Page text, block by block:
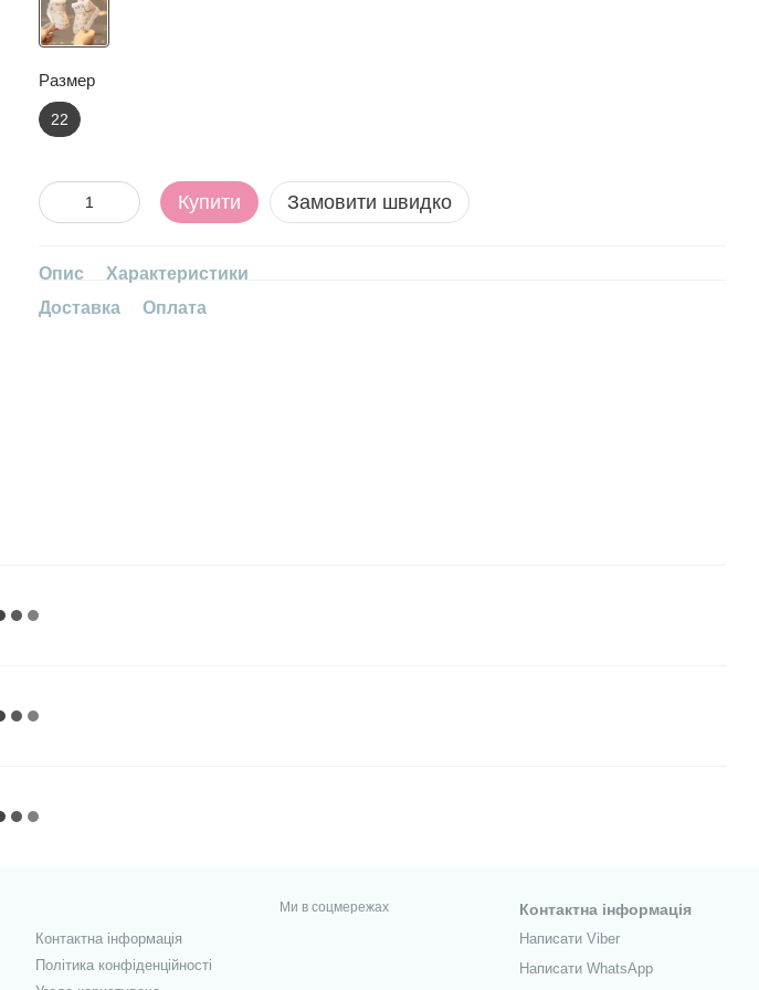
Размер
22
Купити Замовити швидко
Опис
Характеристики
Доставка
Оплата
Контактна інформація
Політика конфіденційності
Ми в соцмережах Контактна інформація
Написати Viber
Написати WhatsApp